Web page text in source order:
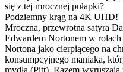
się z tej mrocznej pułapki?
Podziemny krąg na 4K UHD!
Mroczna, przewrotna satyra
Edwardem Nortonem w
Nortona jako cierpiącego na
konsumpcyjnego maniaka,
mydła (Pitt). Razem